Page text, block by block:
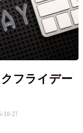
フライデー
10-27